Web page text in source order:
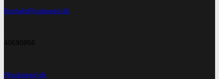
Kontakt@subseed.dk
40690956
@subseed.dk